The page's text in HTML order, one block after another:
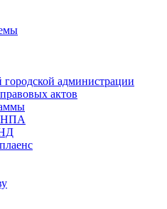
администрации
актов
НПА